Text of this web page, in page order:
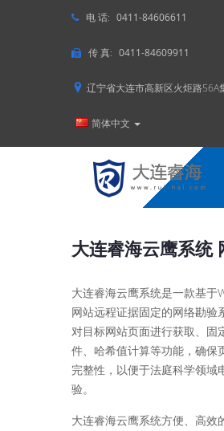
电 话: 0411-84606611
传 真: 0411-84609911
辽宁省大连市高新区火炬路56A
简体中文
大连睿海云鹰系统
大连睿海云鹰系统是一款基于
网站远程证据固定的网络勘验
对目标网站页面进行获取、固
件、哈希值计算等功能，确保
完整性，以便于法庭科学领域
验。
大连睿海云鹰系统方便、高效